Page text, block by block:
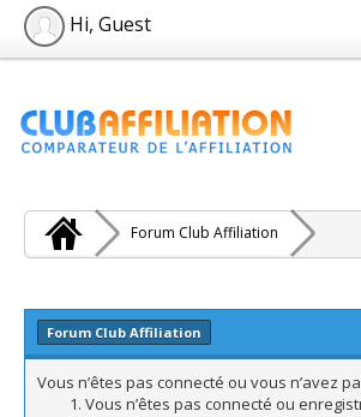
Hi, Guest
Forum Club Affiliation
Forum Club Affiliation
Vous n’êtes pas connecté ou vous n’avez
Vous n’êtes pas connecté ou